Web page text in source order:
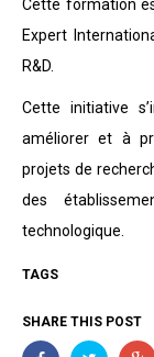
Cette formation
Expert
R&D.
Cette initiative
améliorer et à
projets de
des
technologique.
TAGS
SHARE THIS POST